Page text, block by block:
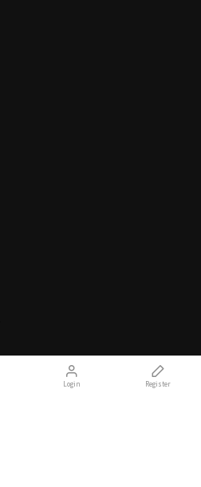
Login Register